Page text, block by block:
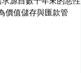
價值儲存與匯款管